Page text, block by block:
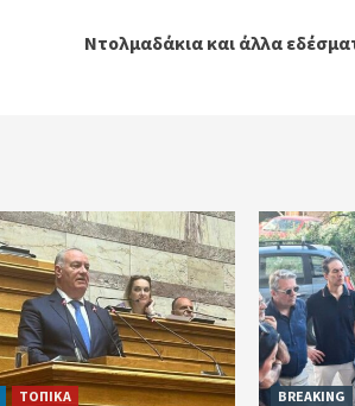
Ντολμαδάκια και άλλα
ΤΟΠΙΚΑ BREAKING